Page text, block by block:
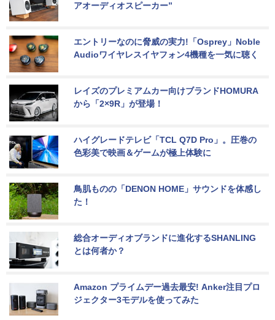
アオーディオスピーカー”
エントリーなのに脅威の実力!「Osprey」Noble
Audioワイヤレスイヤフォン4機種を一気に聴く
レイズのプレミアムカー向けブランドHOMURA
から「2×9R」が登場！
ハイグレードテレビ「TCL Q7D Pro」。圧巻の
色彩美で映画＆ゲームが極上体験に
鳥肌ものの「DENON HOME」サウンドを体感し
た！
総合オーディオブランドに進化するSHANLING
とは何者か？
Amazon プライムデー過去最安! Anker注目プロ
ジェクター3モデルを使ってみた